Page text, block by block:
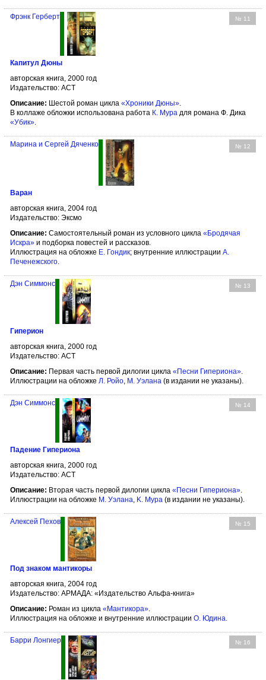
№ 11
Фрэнк Герберт
Капитул Дюны
авторская книга, 2000 год
Издательство: АСТ
Описание: Шестой роман цикла «Хроники Дюны».
В коллаже обложки использована работа К. Мура для романа Ф. Дика
«Убик».
№ 12
Марина и Сергей Дяченко
Варан
авторская книга, 2004 год
Издательство: Эксмо
Описание: Самостоятельный роман из условного цикла «Бродячая
Искра» и подборка повестей и рассказов.
Иллюстрация на обложке Е. Гондик; внутренние иллюстрации А.
Печенежского
№ 13
Дэн Симмонс
Гиперион
авторская книга, 2000 год
Издательство: АСТ
Описание: Первая часть первой дилогии цикла «Песни Гипериона»
Иллюстрации на обложке Л. Ройо М. Уэлана (в издании не указаны).
№ 14
Дэн Симмонс
Падение Гипериона
авторская книга, 2000 год
Издательство: АСТ
Описание: Вторая часть первой дилогии цикла «Песни Гипериона»
Иллюстрации на обложке М. Уэлана K. Мура (в издании не указаны).
№ 15
Алексей Пехов
Под знаком мантикоры
авторская книга, 2004 год
Издательство: АРМАДА: «Издательство Альфа-книга»
Описание: Роман из цикла «Мантикора».
Иллюстрация на обложке и внутренние иллюстрации О. Юдина.
№ 16
Барри Лонгиер